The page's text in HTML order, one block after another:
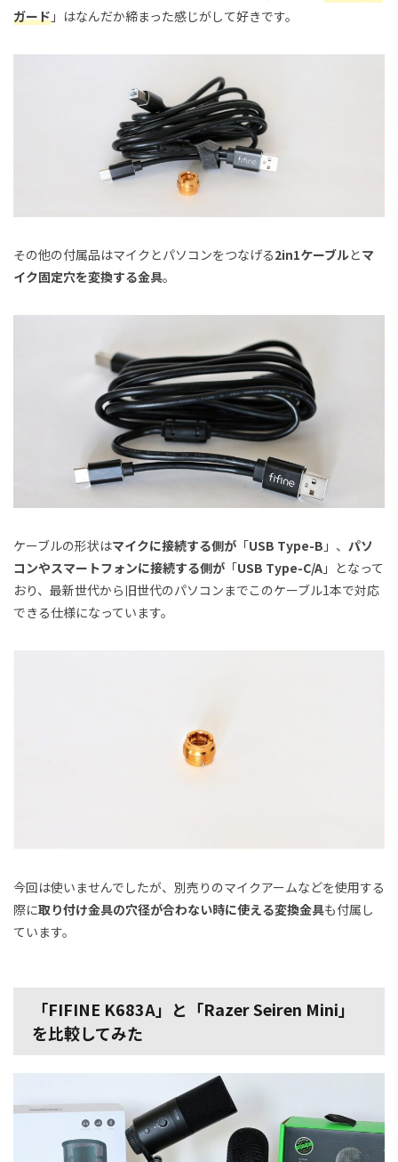
ガード 」はなんだか締まった感じがして好きです。
その他の付属品はマイクとパソコンをつなげる2in1ケーブルとマ
イク固定穴を変換する金具。
ケーブルの形状はマイクに接続する側が 「USB Type-B 」、 パソ
コンやスマートフォンに接続する側が 「USB Type-C/A 」となって
おり、最新世代から旧世代のパソコンまでこのケーブル1本で対応
できる仕様になっています。
今回は使いませんでしたが、別売りのマイクアームなどを使用する
際に取り付け金具の穴径が合わない時に使える変換金具も付属し
ています。
「FIFINE K683A」と「Razer Seiren Mini」
を比較してみた